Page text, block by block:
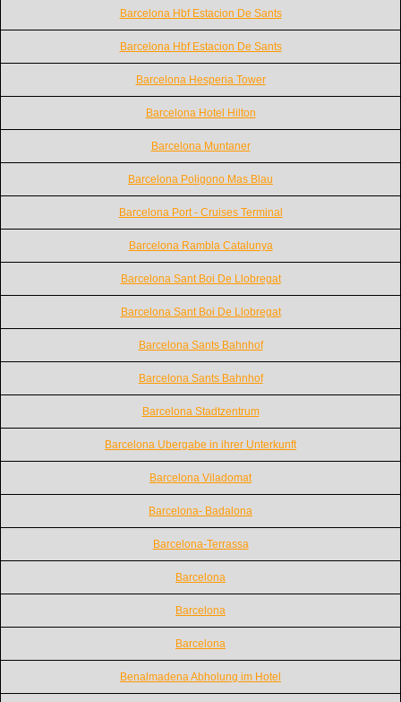
Barcelona Hbf Estacion De Sants
Barcelona Hbf Estacion De Sants
Barcelona Hesperia Tower
Barcelona Hotel Hilton
Barcelona Muntaner
Barcelona Poligono Mas Blau
Barcelona Port - Cruises Terminal
Barcelona Rambla Catalunya
Barcelona Sant Boi De Llobregat
Barcelona Sant Boi De Llobregat
Barcelona Sants Bahnhof
Barcelona Sants Bahnhof
Barcelona Stadtzentrum
Barcelona Ubergabe in ihrer Unterkunft
Barcelona Viladomat
Barcelona- Badalona
Barcelona-Terrassa
Barcelona
Barcelona
Barcelona
Benalmadena Abholung im Hotel